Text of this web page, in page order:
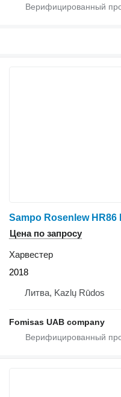
Sampo Rosenlew HR86
Цена по запросу
Харвестер
2018
Литва, Kazlų Rūdos
Fomisas UAB company